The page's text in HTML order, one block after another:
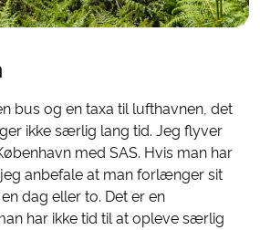
bus og en taxa til lufthavnen, det
ikke særlig lang tid. Jeg flyver
med SAS. Hvis man har
anbefale at man forlænger sit
dag eller to. Det er en
har ikke tid til at opleve særlig